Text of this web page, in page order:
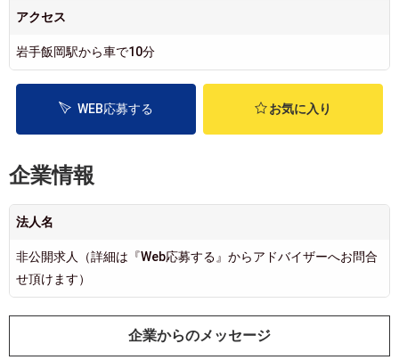
アクセス
岩手飯岡駅から車で10分
WEB応募する お気に入り
企業情報
法人名
非公開求人（詳細は『Web応募する』からアドバイザーへお問合
せ頂けます）
企業からのメッセージ